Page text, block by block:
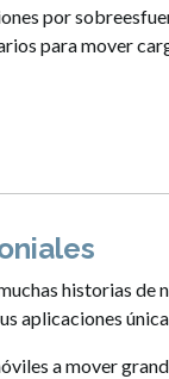
por
para mover
historias
aplicaciones
a mover